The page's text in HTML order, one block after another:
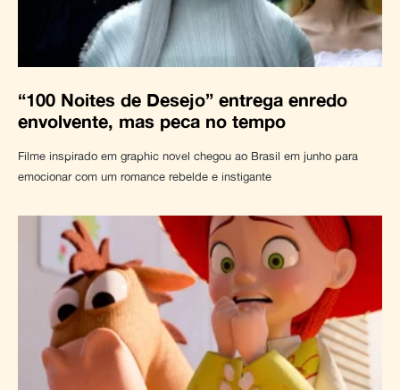
“100 Noites de Desejo” entrega enredo
envolvente, mas peca no tempo
Filme inspirado em graphic novel chegou ao Brasil em junho para
emocionar com um romance rebelde e instigante